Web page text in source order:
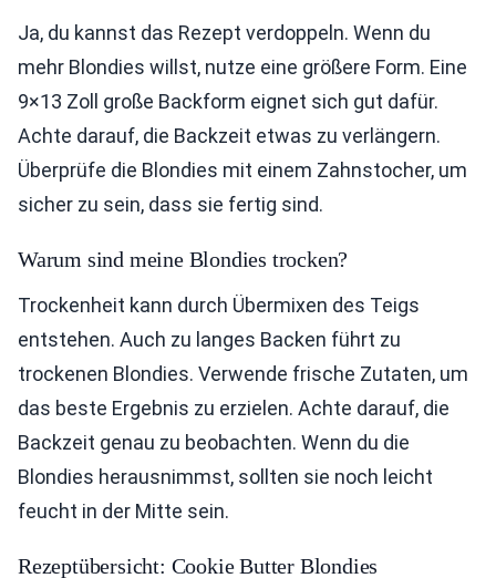
Ja, du kannst das Rezept verdoppeln. Wenn du
mehr Blondies willst, nutze eine größere Form. Eine
9×13 Zoll große Backform eignet sich gut dafür.
Achte darauf, die Backzeit etwas zu verlängern.
Überprüfe die Blondies mit einem Zahnstocher, um
sicher zu sein, dass sie fertig sind.
Warum sind meine Blondies trocken?
Trockenheit kann durch Übermixen des Teigs
entstehen. Auch zu langes Backen führt zu
trockenen Blondies. Verwende frische Zutaten, um
das beste Ergebnis zu erzielen. Achte darauf, die
Backzeit genau zu beobachten. Wenn du die
Blondies herausnimmst, sollten sie noch leicht
feucht in der Mitte sein.
Rezeptübersicht: Cookie Butter Blondies